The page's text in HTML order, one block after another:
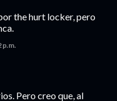
the hurt locker, pero
p.m.
Pero creo que, al